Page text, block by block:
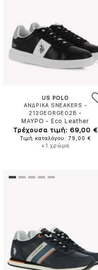
US POLO
ΑΝΔΡΙΚΑ SNEAKERS -
212GEORGE02B -
ΜΑΥΡΟ - Eco Leather
Τρέχουσα τιμή: 69,00 €
Τιμή καταλόγου: 79,00 €
+1 χρώμα